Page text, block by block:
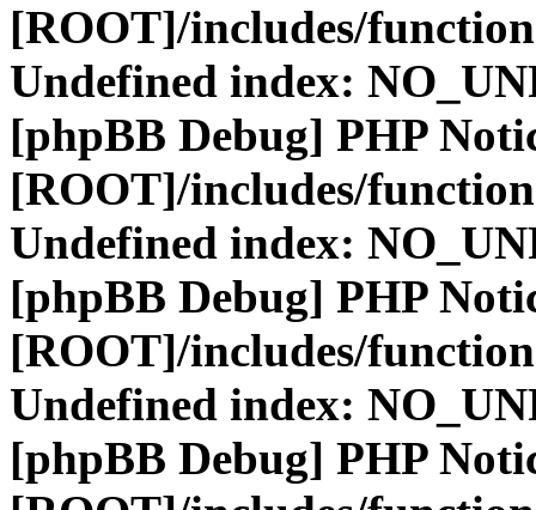
[ROOT]/includes/
Undefined index:
[phpBB Debug] PHP
[ROOT]/includes/
Undefined index:
[phpBB Debug] PHP
[ROOT]/includes/
Undefined index:
[phpBB Debug] PHP